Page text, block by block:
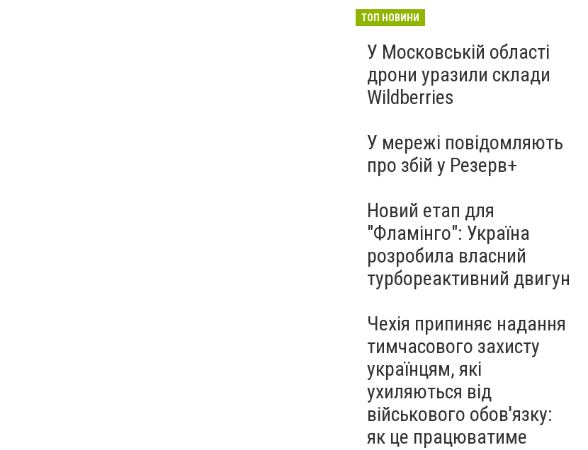
ТОП НОВИНИ
У Московській області
дрони уразили склади
Wildberries
У мережі повідомляють
про збій у Резерв+
Новий етап для
"Фламінго": Україна
розробила власний
турбореактивний двигун
Чехія припиняє надання
тимчасового захисту
українцям, які
ухиляються від
військового обов'язку:
як це працюватиме